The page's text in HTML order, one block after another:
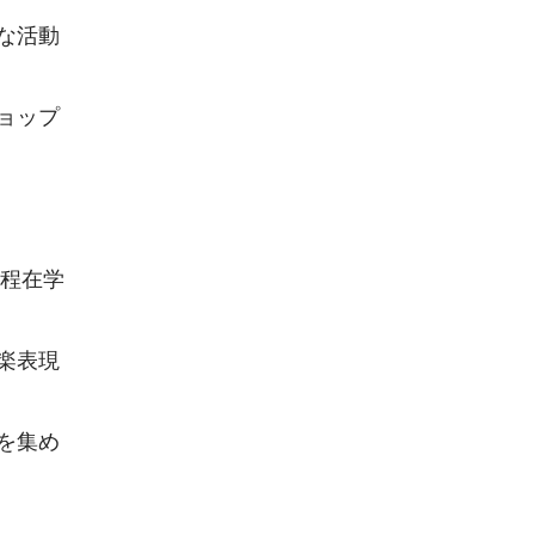
活動
ップ
在学
表現
集め